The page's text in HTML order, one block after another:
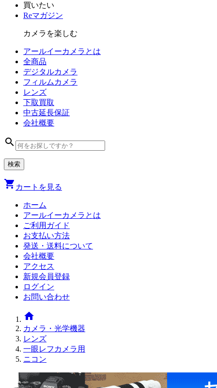
買いたい
Reマガジン
カメラを楽しむ
アールイーカメラとは
全商品
デジタルカメラ
フィルム カメラ
レンズ
下取買取
中古延長保証
会社概要
search
shopping_cart カートを見る
ホーム
アールイーカメラとは
ご利用ガイド
お支払い方法
発送・送料について
会社概要
アクセス
新規会員登録
ログイン
お問い合わせ
home
カメラ・光学機器
レンズ
一眼レフカメラ用
ニコン